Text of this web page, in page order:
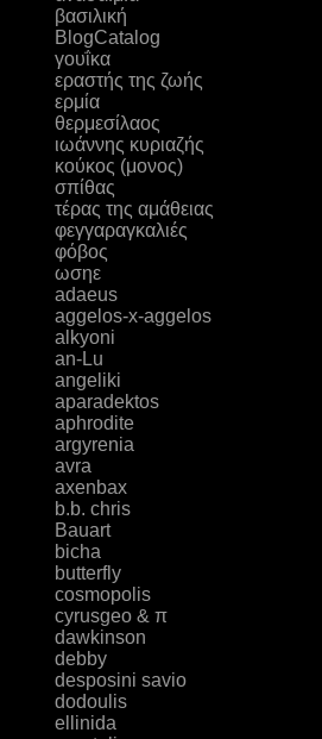
βασιλική
ΒlogCatalog
γουΐκα
εραστής της ζωής
ερμία
θερμεσίλαος
ιωάννης κυριαζής
κούκος (μονος)
σπίθας
τέρας της αμάθειας
φεγγαραγκαλιές
φόβος
ωσηε
adaeus
aggelos-x-aggelos
alkyoni
an-Lu
angeliki
aparadektos
aphrodite
argyrenia
avra
axenbax
b.b. chris
Bauart
bicha
butterfly
cosmopolis
cyrusgeo & π
dawkinson
debby
desposini savio
dodoulis
ellinida